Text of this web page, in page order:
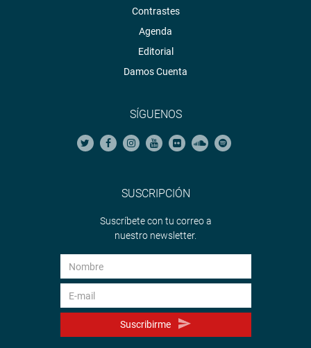
Contrastes
Agenda
Editorial
Damos Cuenta
SÍGUENOS
SUSCRIPCIÓN
Suscríbete con tu correo a
nuestro newsletter.
Suscribirme